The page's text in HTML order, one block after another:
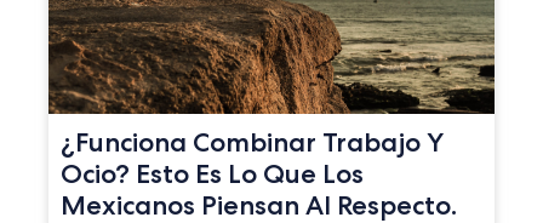
¿Funciona Combinar Trabajo Y
Ocio? Esto Es Lo Que Los
Mexicanos Piensan Al Respecto.